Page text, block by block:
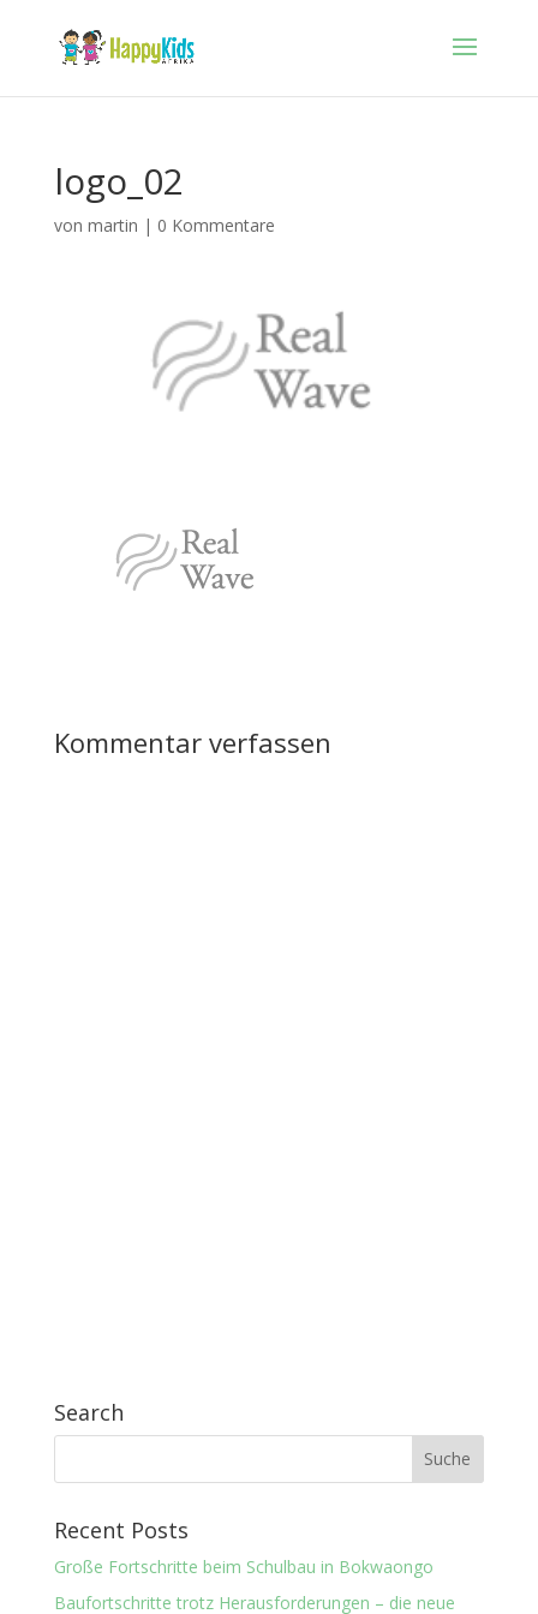
logo_02
von martin | 0 Kommentare
Kommentar verfassen
Search
Recent Posts
Große Fortschritte beim Schulbau in Bokwaongo
Baufortschritte trotz Herausforderungen – die neue